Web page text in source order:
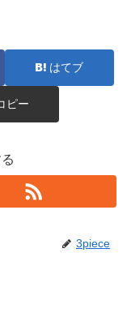
はてブ
ピー
3piece